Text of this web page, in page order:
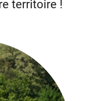
territoire !